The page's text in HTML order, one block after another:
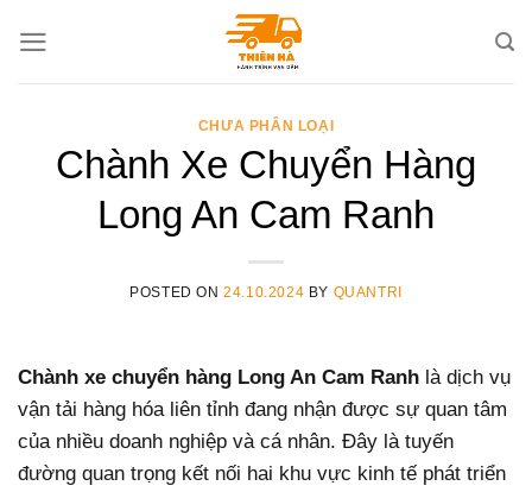
CHƯA PHÂN LOẠI
Chành Xe Chuyển Hàng
Long An Cam Ranh
POSTED ON24.10.2024 BY QUANTRI
Chành xe chuyển hàng Long An Cam Ranh là dịch vụ
vận tải hàng hóa liên tỉnh đang nhận được sự quan tâm
của nhiều doanh nghiệp và cá nhân. Đây là tuyến
đường quan trọng kết nối hai khu vực kinh tế phát triển